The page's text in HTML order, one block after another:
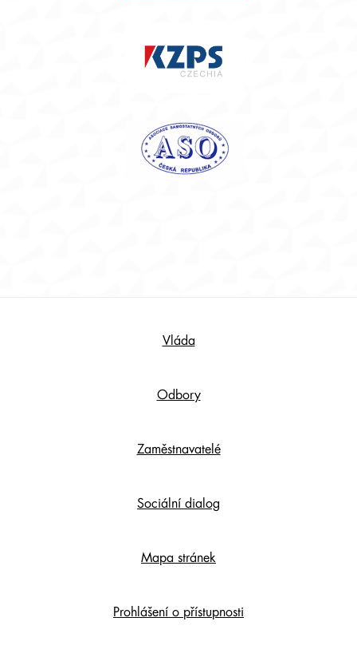
Vláda
Odbory
Zaměstnavatelé
Sociální dialog
Mapa stránek
Prohlášení o přístupnosti